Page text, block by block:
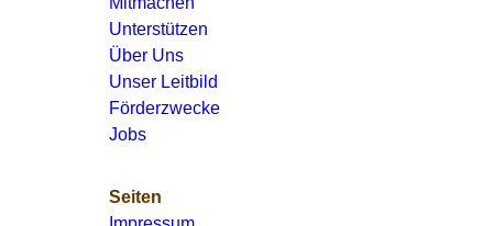
Unterstützen
Über Uns
Unser Leitbild
Förderzwecke
Jobs
Seiten